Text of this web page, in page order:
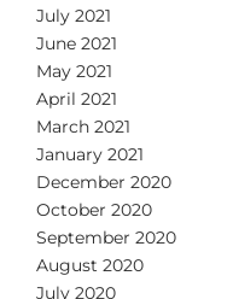
July 2021
June 2021
May 2021
April 2021
March 2021
January 2021
December 2020
October 2020
September 2020
August 2020
July 2020